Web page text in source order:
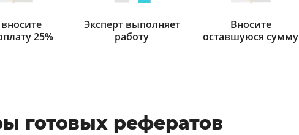
25%
Эксперт выполняет
работу
Вносите
оставшуюся сумму
готовых рефератов